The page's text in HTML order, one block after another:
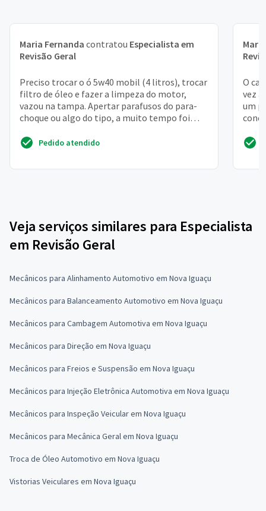
Maria Fernanda contratou Especialista em
Revisão Geral
Preciso trocar o ó 5w40 mobil (4 litros), trocar
filtro de óleo e fazer a limpeza do motor,
vazou na tampa. Apertar parafusos do para-
choque ou algo do tipo, a muito tempo foi
Pedido atendido
O
vez
um
Veja serviços similares para Especialista
em Revisão Geral
Mecânicos para Alinhamento Automotivo em Nova Iguaçu
Mecânicos para Balanceamento Automotivo em Nova Iguaçu
Mecânicos para Cambagem Automotiva em Nova Iguaçu
Mecânicos para Direção em Nova Iguaçu
Mecânicos para Freios e Suspensão em Nova Iguaçu
Mecânicos para Injeção Eletrônica Automotiva em Nova Iguaçu
Mecânicos para Inspeção Veicular em Nova Iguaçu
Mecânicos para Mecânica Geral em Nova Iguaçu
Troca de Óleo Automotivo em Nova Iguaçu
Vistorias Veiculares em Nova Iguaçu